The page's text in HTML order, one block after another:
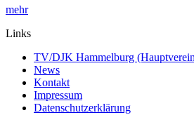
mehr
Links
TV/DJK Hammelburg
News
Kontakt
Impressum
Datenschutzerklärung